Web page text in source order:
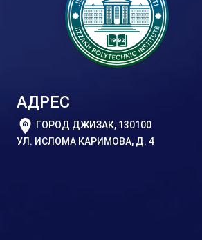
АДРЕС
ГОРОД ДЖИЗАК, 130100
УЛ. ИСЛОМА КАРИМОВА, Д. 4